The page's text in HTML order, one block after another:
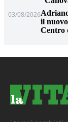
03/08/2026
il
Centro